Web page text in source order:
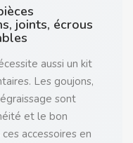
joints, écrous
aussi un kit
Les goujons,
sont
et le bon
accessoires en